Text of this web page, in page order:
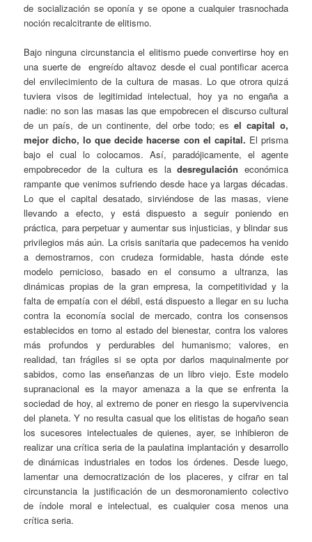
de socialización se oponía y se opone a cualquier trasnochada
noción recalcitrante de elitismo.
Bajo ninguna circunstancia el elitismo puede convertirse hoy en
una suerte de engreído altavoz desde el cual pontificar acerca
del envilecimiento de la cultura de masas. Lo que otrora quizá
tuviera visos de legitimidad intelectual, hoy ya no engaña a
nadie: no son las masas las que empobrecen el discurso cultural
de un país, de un continente, del orbe todo; esel capital o,
mejor dicho, lo que decide hacerse con el capital. El prisma
bajo el cual lo colocamos. Así, paradójicamente, el agente
empobrecedor de la cultura es ladesregulación económica
rampante que venimos sufriendo desde hace ya largas décadas.
Lo que el capital desatado, sirviéndose de las masas, viene
llevando a efecto, y está dispuesto a seguir poniendo en
práctica, para perpetuar y aumentar sus injusticias, y blindar sus
privilegios más aún. La crisis sanitaria que padecemos ha venido
a demostrarnos, con crudeza formidable, hasta dónde este
modelo pernicioso, basado en el consumo a ultranza, las
dinámicas propias de la gran empresa, la competitividad y la
falta de empatía con el débil, está dispuesto a llegar en su lucha
contra la economía social de mercado, contra los consensos
establecidos en torno al estado del bienestar, contra los valores
más profundos y perdurables del humanismo; valores, en
realidad, tan frágiles si se opta por darlos maquinalmente por
sabidos, como las enseñanzas de un libro viejo. Este modelo
supranacional es la mayor amenaza a la que se enfrenta la
sociedad de hoy, al extremo de poner en riesgo la supervivencia
del planeta. Y no resulta casual que los elitistas de hogaño sean
los sucesores intelectuales de quienes, ayer, se inhibieron de
realizar una crítica seria de la paulatina implantación y desarrollo
de dinámicas industriales en todos los órdenes. Desde luego,
lamentar una democratización de los placeres, y cifrar en tal
circunstancia la justificación de un desmoronamiento colectivo
de índole moral e intelectual, es cualquier cosa menos una
crítica seria.